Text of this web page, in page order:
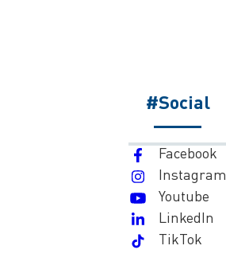
#Social
Facebook
Instagram
Youtube
LinkedIn
TikTok